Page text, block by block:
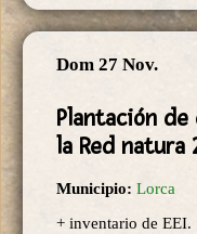
Dom 27 Nov.
Plantación
la Red natura
Municipio: Lorca
+ inventario de EEI.